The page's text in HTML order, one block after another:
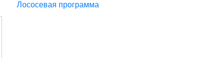
Лососевая программа